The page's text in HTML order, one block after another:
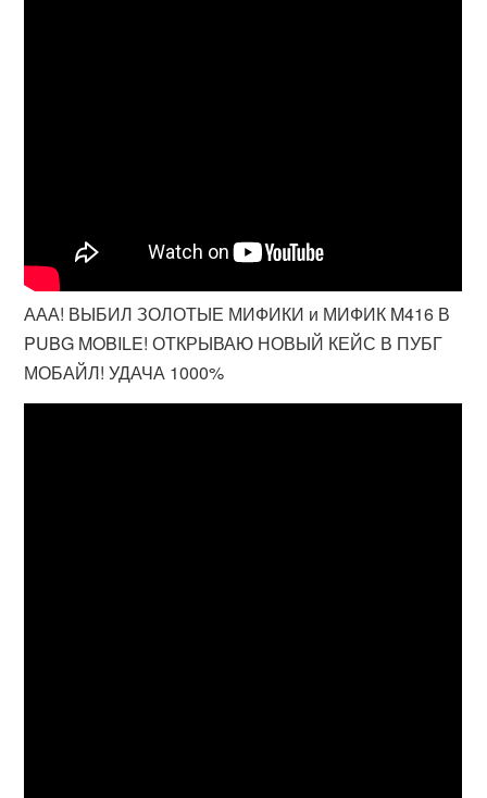
ААА! ВЫБИЛ ЗОЛОТЫЕ МИФИКИ и МИФИК M416 В
PUBG MOBILE! ОТКРЫВАЮ НОВЫЙ КЕЙС В ПУБГ
МОБАЙЛ! УДАЧА 1000%